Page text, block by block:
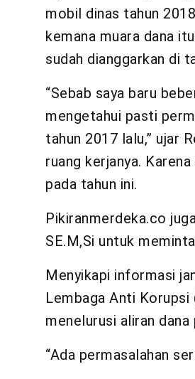
mobil dinas tahun
kemana muara dana
sudah dianggarkan di
“Sebab saya baru
mengetahui pasti
tahun 2017 lalu,” ujar
ruang kerjanya.
pada tahun ini.
Pikiranmerdeka.co
SE.M,Si untuk
Menyikapi informasi
Lembaga Anti Korupsi
menelurusi aliran dana
“Ada permasalahan